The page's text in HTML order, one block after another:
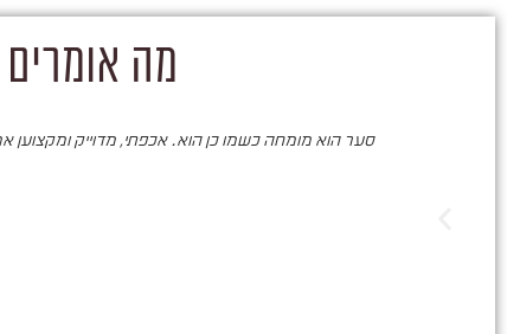
מה
סער הוא מומחה כשמו כן הוא. אכפתי, מדוייק ומקצוען